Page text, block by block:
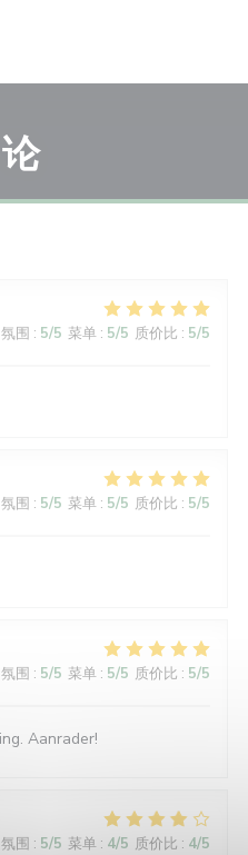
氛围 : 5/5 菜单: 5/5 质价比 : 5/5
氛围 : 5/5 菜单: 5/5 质价比 : 5/5
氛围 : 5/5 菜单: 5/5 质价比 : 5/5
Aanrader!
氛围 : 5/5 菜单: 4/5 质价比 : 4/5